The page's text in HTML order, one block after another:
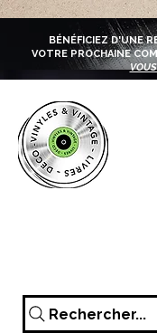
BÉNÉFICIEZ D'UNE
VOTRE PROCHAINE
Rechercher...